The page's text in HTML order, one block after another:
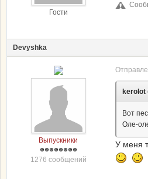
Гости
Devyshka
Выпускники
1276 сообщений
kerolot
Вот
Оле-
У меня